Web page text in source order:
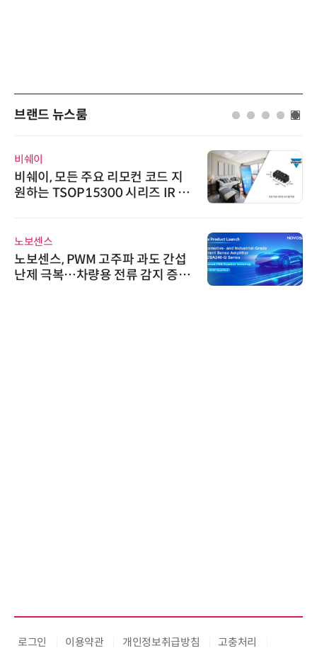
브랜드 뉴스룸
비쉐이
비쉐이, 모든 주요 리모컨 코드 지
원하는 TSOP15300 시리즈 IR 수
노보센스
노보센스, PWM 고주파 과도 간섭
난제 극복…차량용 전류 감지 증폭
로그인 이용약관 개인정보취급방침 고충처리